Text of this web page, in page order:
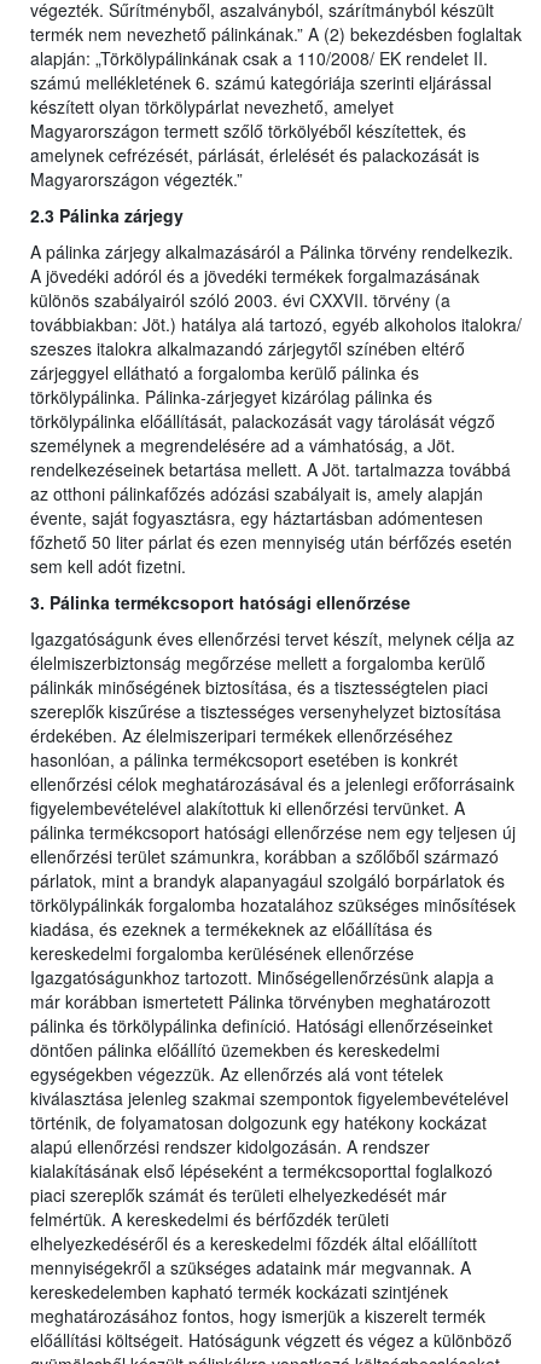
végezték. Sűrítményből, aszalványból, szárítmányból készült
termék nem nevezhető pálinkának.” A (2) bekezdésben foglaltak
alapján: „Törkölypálinkának csak a 110/2008/ EK rendelet II.
számú mellékletének 6. számú kategóriája szerinti eljárással
készített olyan törkölypárlat nevezhető, amelyet
Magyarországon termett szőlő törkölyéből készítettek, és
amelynek cefrézését, párlását, érlelését és palackozását is
Magyarországon végezték.”
2.3 Pálinka zárjegy
A pálinka zárjegy alkalmazásáról a Pálinka törvény rendelkezik.
A jövedéki adóról és a jövedéki termékek forgalmazásának
különös szabályairól szóló 2003. évi CXXVII. törvény (a
továbbiakban: Jöt.) hatálya alá tartozó, egyéb alkoholos italokra/
szeszes italokra alkalmazandó zárjegytől színében eltérő
zárjeggyel ellátható a forgalomba kerülő pálinka és
törkölypálinka. Pálinka-zárjegyet kizárólag pálinka és
törkölypálinka előállítását, palackozását vagy tárolását végző
személynek a megrendelésére ad a vámhatóság, a Jöt.
rendelkezéseinek betartása mellett. A Jöt. tartalmazza továbbá
az otthoni pálinkafőzés adózási szabályait is, amely alapján
évente, saját fogyasztásra, egy háztartásban adómentesen
főzhető 50 liter párlat és ezen mennyiség után bérfőzés esetén
sem kell adót fizetni.
3. Pálinka termékcsoport hatósági ellenőrzése
Igazgatóságunk éves ellenőrzési tervet készít, melynek célja az
élelmiszerbiztonság megőrzése mellett a forgalomba kerülő
pálinkák minőségének biztosítása, és a tisztességtelen piaci
szereplők kiszűrése a tisztességes versenyhelyzet biztosítása
érdekében. Az élelmiszeripari termékek ellenőrzéséhez
hasonlóan, a pálinka termékcsoport esetében is konkrét
ellenőrzési célok meghatározásával és a jelenlegi erőforrásaink
figyelembevételével alakítottuk ki ellenőrzési tervünket. A
pálinka termékcsoport hatósági ellenőrzése nem egy teljesen új
ellenőrzési terület számunkra, korábban a szőlőből származó
párlatok, mint a brandyk alapanyagául szolgáló borpárlatok és
törkölypálinkák forgalomba hozatalához szükséges minősítések
kiadása, és ezeknek a termékeknek az előállítása és
kereskedelmi forgalomba kerülésének ellenőrzése
Igazgatóságunkhoz tartozott. Minőségellenőrzésünk alapja a
már korábban ismertetett Pálinka törvényben meghatározott
pálinka és törkölypálinka definíció. Hatósági ellenőrzéseinket
döntően pálinka előállító üzemekben és kereskedelmi
egységekben végezzük. Az ellenőrzés alá vont tételek
kiválasztása jelenleg szakmai szempontok figyelembevételével
történik, de folyamatosan dolgozunk egy hatékony kockázat
alapú ellenőrzési rendszer kidolgozásán. A rendszer
kialakításának első lépéseként a termékcsoporttal foglalkozó
piaci szereplők számát és területi elhelyezkedését már
felmértük. A kereskedelmi és bérfőzdék területi
elhelyezkedéséről és a kereskedelmi főzdék által előállított
mennyiségekről a szükséges adataink már megvannak. A
kereskedelemben kapható termék kockázati szintjének
meghatározásához fontos, hogy ismerjük a kiszerelt termék
előállítási költségeit. Hatóságunk végzett és végez a különböző